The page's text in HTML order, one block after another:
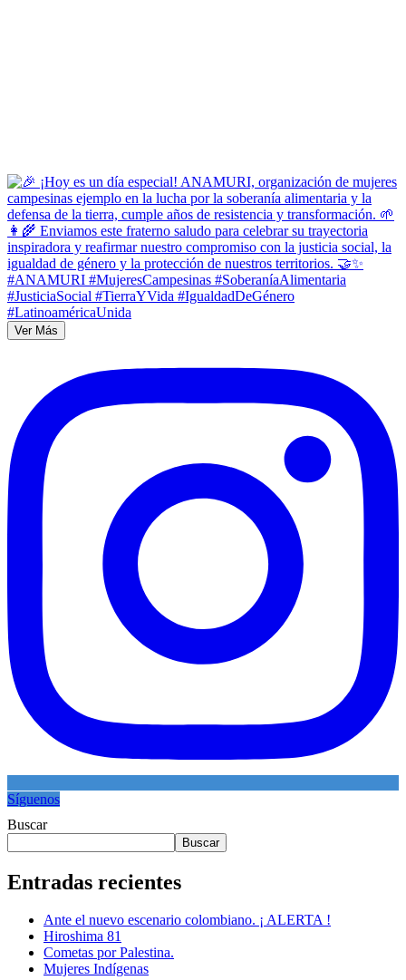
Ver Más
Síguenos
Buscar
Buscar
Entradas recientes
Ante el nuevo escenario colombiano. ¡ ALERTA !
Hiroshima 81
Cometas por Palestina.
Mujeres Indígenas